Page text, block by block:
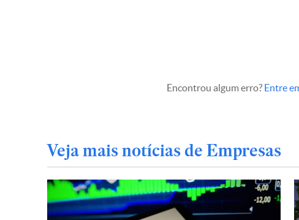
Encontrou algum erro? Entre
Veja mais notícias de Empresas